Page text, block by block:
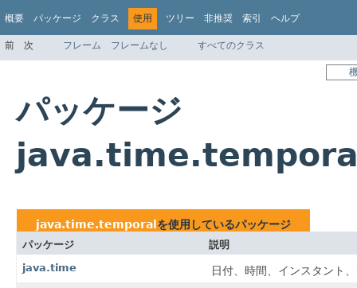
概要 パッケージ クラス 使用 ツリー 非推奨 索引 ヘルプ
前 次 フレーム フレームなし すべてのクラス
パッケージ
java.time.temporalを使用しているパッケージ
パッケージ
説明
java.time
日付、時間、インスタント